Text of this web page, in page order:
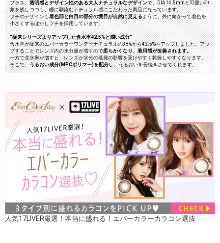
プラス。透明感とデザイン性のある大人ナチュラルなデザインで、DIA14.5mmと可愛い印
象を残しつつも、瞳に馴染むナチュラル感にこだわった商品になっています。
フチのデザインも着色部と白目の部分の境目が自然に見えるように、外に向かって着色を
小さくするぼかしフチを採用しています。
”従来シリーズよりアップした含水率42.5%と潤い成分”
含水率が従来のエバーカラーワンデーナチュラルの38%から42.5%へアップしました。アッ
プすることでレンズ内の水分量が増すので柔らかくなり、装用感が改善されます。
一方で含水率が増すと、レンズが水分の蒸発の影響を受けやすく乾燥しやすくなります。
そこで、うるおい成分(MPCポリマー)を配分し、うるおいを長続きさせてくれます。
人気17LIVER厳選！本当に盛れる！エバーカラーカラコン選抜